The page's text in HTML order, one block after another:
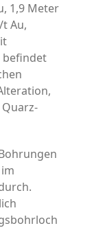
1,9 Meter
Au,
befindet